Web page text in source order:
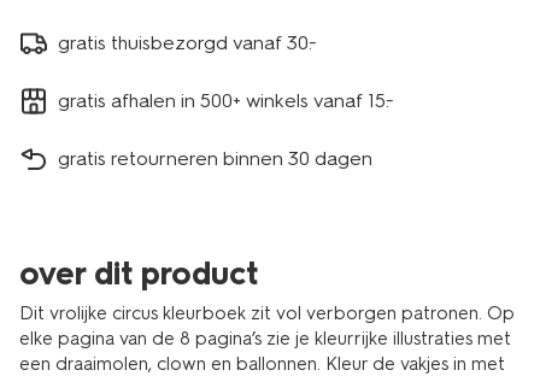
gratis thuisbezorgd vanaf 30.-
gratis afhalen in 500+ winkels vanaf 15.-
gratis retourneren binnen 30 dagen
over dit product
Dit vrolijke circus kleurboek zit vol verborgen patronen. Op
elke pagina van de 8 pagina’s zie je kleurrijke illustraties met
een draaimolen, clown en ballonnen. Kleur de vakjes in met